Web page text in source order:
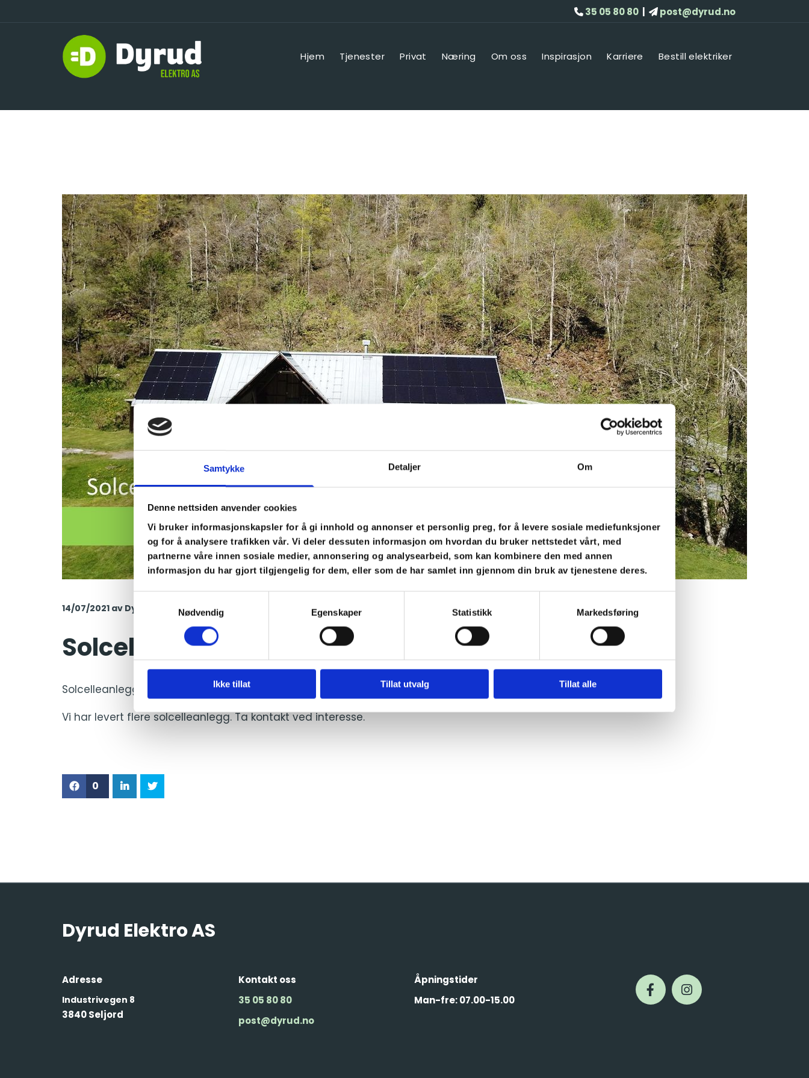
Samtykke Detaljer Om
Denne nettsiden anvender cookies
Vi bruker informasjonskapsler for å gi innhold og annonser et personlig preg, for å levere sosiale mediefunksjoner
og for å analysere trafikken vår. Vi deler dessuten informasjon om hvordan du bruker nettstedet vårt, med
partnerne våre innen sosiale medier, annonsering og analysearbeid, som kan kombinere den med annen
informasjon du har gjort tilgjengelig for dem, eller som de har samlet inn gjennom din bruk av tjenestene deres.
Nødvendig
Egenskaper Statistikk Markedsføring
Ikke tillat Tillat utvalg Tillat alle
 35 05 80 80  post@dyrud.no
Hjem Tjenester Privat Næring Om oss Inspirasjon Karriere Bestill elektriker
14/07/2021 av Dyrud Elektro as
Solcelleanlegg
Solcelleanlegg gir fornybarenergi og får ned strømregningen
Vi har levert flere solcelleanlegg. Ta kontakt ved interesse.
0
Dyrud Elektro AS
Adresse
Industrivegen 8
3840 Seljord
Kontakt oss
35 05 80 80
post@dyrud.no
Åpningstider
Man-fre: 07.00-15.00